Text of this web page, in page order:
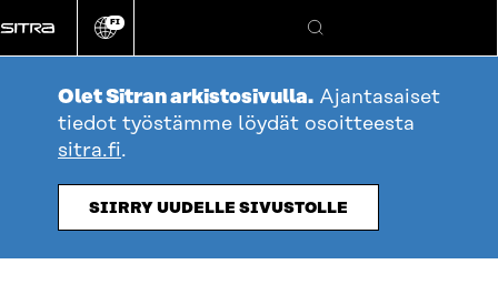
suoraan
sisältöön
Vaihda
kieli
FI
Hae
Olet Sitran arkistosivulla. Ajantasaiset
tiedot työstämme löydät osoitteesta
sitra.fi.
SIIRRY UUDELLE SIVUSTOLLE